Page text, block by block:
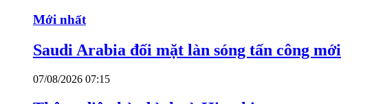
Mới nhất
Saudi Arabia đối mặt làn sóng tấn công mới
07/08/2026 07:15